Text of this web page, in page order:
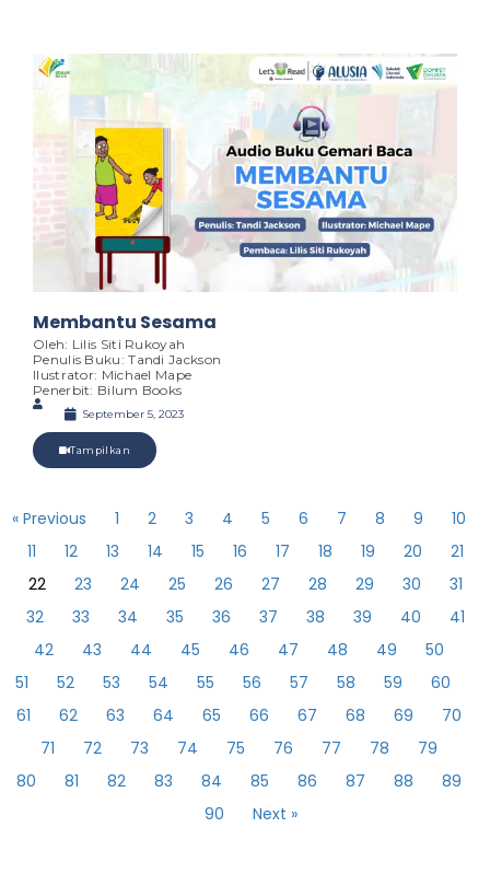
Membantu Sesama
Oleh: Lilis Siti Rukoyah
Penulis Buku: Tandi Jackson
Ilustrator: Michael Mape
Penerbit: Bilum Books
September 5, 2023
Tampilkan
« Previous 1 2 3 4 5 6 7 8 9
10
11
12 13 14 15 16 17 18 19 20
21
22
23 24 25 26 27 28 29 30
31
32
33 34 35 36 37 38 39 40
41
42
43 44 45 46 47 48 49
50
51
52 53 54 55 56 57 58 59
60
61
62 63 64 65 66 67 68 69
70
71
72 73 74 75 76 77 78
79
80
81 82 83 84 85 86 87 88
89
90
Next »